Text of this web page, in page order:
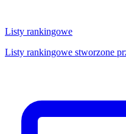
Listy rankingowe
Listy rankingowe stworzone